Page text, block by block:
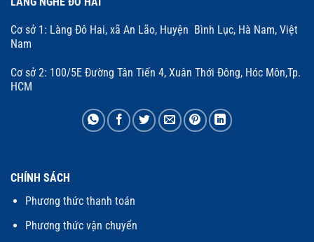
Cơ sở 1: Làng Đô Hai, xã An Lão, Huyện Bình Lục, Hà Nam, Việt
Nam
Cơ sở 2: 100/5E Đường Tân Tiến 4, Xuân Thới Đông, Hóc Môn,Tp.
HCM
CHÍNH SÁCH
Phương thức thanh toán
Phương thức vận chuyển